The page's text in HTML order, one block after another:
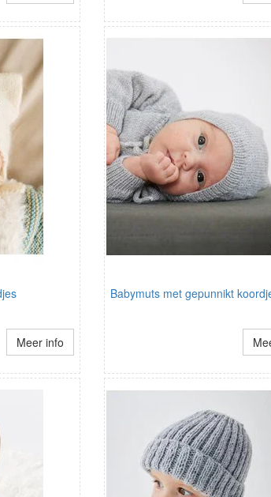
Meer info
Babymuts met gepunnikt